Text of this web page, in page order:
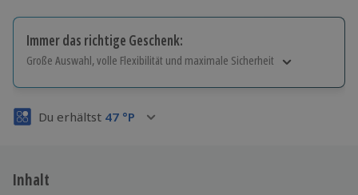
Immer das richtige Geschenk:
Große Auswahl, volle Flexibilität und maximale Sicherheit
Volle Flexibilität
3 Jahre gültig & verlängerbar.
Du erhältst 47 °P
Inhalt